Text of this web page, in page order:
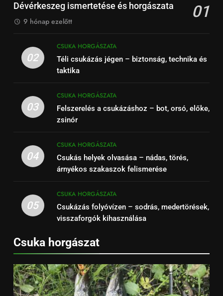
Dévérkeszeg ismertetése és horgászata 01
9 hónap ezelőtt
02
CSUKA HORGÁSZATA
Téli csukázás jégen – biztonság, technika és
taktika
03
CSUKA HORGÁSZATA
Felszerelés a csukázáshoz – bot, orsó, előke,
zsinór
04
CSUKA HORGÁSZATA
Csukás helyek olvasása – nádas, törés,
árnyékos szakaszok felismerése
05
CSUKA HORGÁSZATA
Csukázás folyóvízen – sodrás, medertörések,
visszaforgók kihasználása
Csuka horgászat